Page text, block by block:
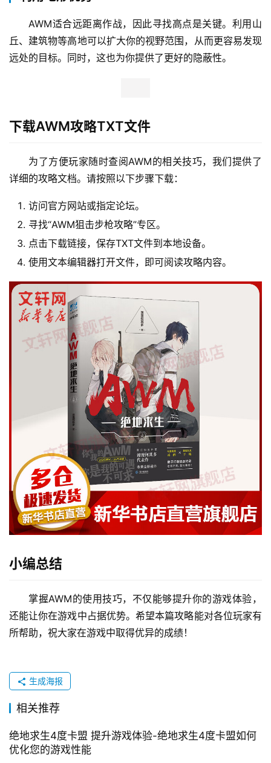
AWM适合远距离作战，因此寻找高点是关键。利用山
丘、建筑物等高地可以扩大你的视野范围，从而更容易发现
远处的目标。同时，这也为你提供了更好的隐蔽性。
下载AWM攻略TXT文件
为了方便玩家随时查阅AWM的相关技巧，我们提供了
详细的攻略文档。请按照以下步骤下载：
访问官方网站或指定论坛。
寻找“AWM狙击步枪攻略”专区。
点击下载链接，保存TXT文件到本地设备。
使用文本编辑器打开文件，即可阅读攻略内容。
小编总结
掌握AWM的使用技巧，不仅能够提升你的游戏体验，
还能让你在游戏中占据优势。希望本篇攻略能对各位玩家有
所帮助，祝大家在游戏中取得优异的成绩！
生成海报
相关推荐
绝地求生4度卡盟 提升游戏体验-绝地求生4度卡盟如何
优化您的游戏性能